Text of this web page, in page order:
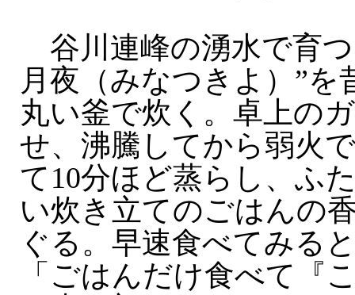
谷川連峰の湧水で育
月夜（みなつきよ）”を
丸い釜で炊く。卓上の
せ、沸騰してから弱火
て10分ほど蒸らし、ふ
い炊き立てのごはんの
ぐる。早速食べてみる
「ごはんだけ食べて『